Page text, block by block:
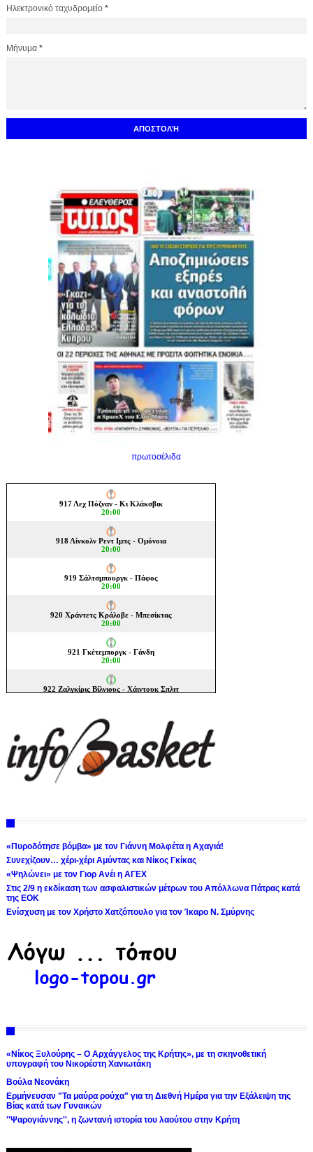
Ηλεκτρονικό ταχυδρομείο *
Μήνυμα *
πρωτοσέλιδα
«Πυροδότησε βόμβα» με τον Γιάννη Μολφέτα η Αχαγιά!
Συνεχίζουν… χέρι-χέρι Αμύντας και Νίκος Γκίκας
«Ψηλώνει» με τον Γιορ Ανέι η ΑΓΕΧ
Στις 2/9 η εκδίκαση των ασφαλιστικών μέτρων του Απόλλωνα Πάτρας κατά
της ΕΟΚ
Ενίσχυση με τον Χρήστο Χατζόπουλο για τον Ίκαρο Ν. Σμύρνης
«Νίκος Ξυλούρης – Ο Αρχάγγελος της Κρήτης», με τη σκηνοθετική
υπογραφή του Νικορέστη Χανιωτάκη
Βούλα Νεονάκη
Ερμήνευσαν "Τα μαύρα ρούχα" για τη Διεθνή Ημέρα για την Εξάλειψη της
Βίας κατά των Γυναικών
''Ψαρογιάννης'', η ζωντανή ιστορία του λαούτου στην Κρήτη